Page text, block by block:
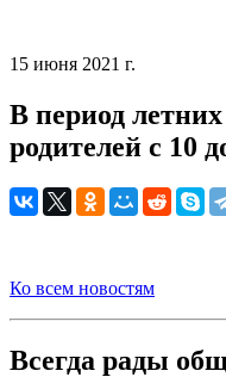
15 июня 2021 г.
В период
родителей с 10
Ко всем новостям
Всегда рады